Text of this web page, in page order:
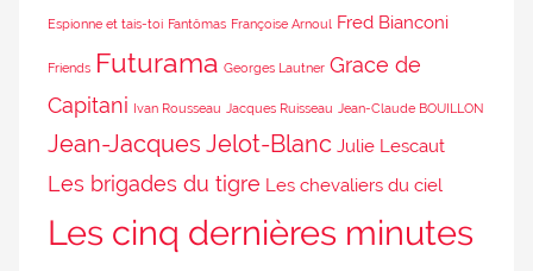
Espionne et tais-toi Fantômas Françoise Arnoul Fred Bianconi
Friends Futurama Georges Lautner Grace de
Capitani
Ivan Rousseau Jacques Ruisseau Jean-Claude BOUILLON
Jean-Jacques Jelot-Blanc Julie Lescaut
Les brigades du tigre Les chevaliers du ciel
Les cinq dernières minutes